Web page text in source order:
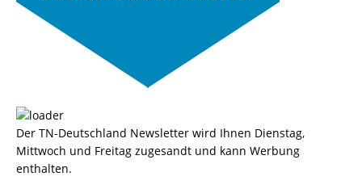
Der TN-Deutschland Newsletter wird Ihnen Dienstag,
Mittwoch und Freitag zugesandt und kann Werbung
enthalten.